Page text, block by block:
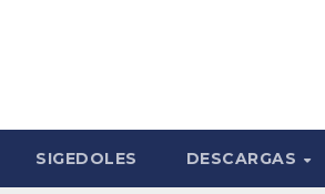
SIGEDOLES DESCARGAS